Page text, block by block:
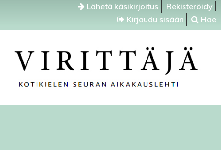
Lähetä käsikirjoitus
Rekisteröidy
Kirjaudu sisään
Hae